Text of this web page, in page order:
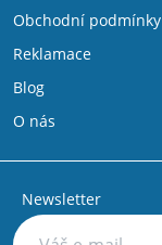
Obchodní podmínky
Reklamace
Blog
O nás
Newsletter